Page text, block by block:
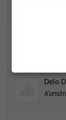
Delo